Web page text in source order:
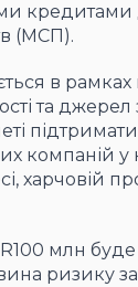
кредитами
(МСП).
в
та джерел
компаній
харчовій
млн
ризику